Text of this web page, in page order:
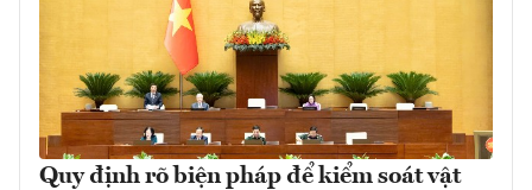
Quy định rõ biện pháp để kiểm soát vật